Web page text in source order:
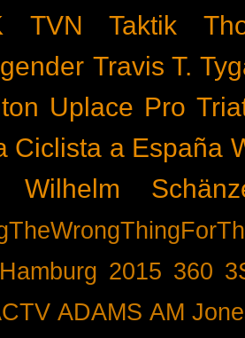
TVN Taktik
Travis T.
Uplace Pro
Ciclista a España
Wilhelm
2015 360
ADAMS AM